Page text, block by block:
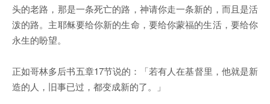
头的老路，那是一条死亡的路，神请你走一条新的，而且是活
泼的路。主耶稣要给你新的生命，要给你蒙福的生活，要给你
永生的盼望。
正如哥林多后书五章17节说的：「若有人在基督里，他就是新
造的人，旧事已过，都变成新的了。」